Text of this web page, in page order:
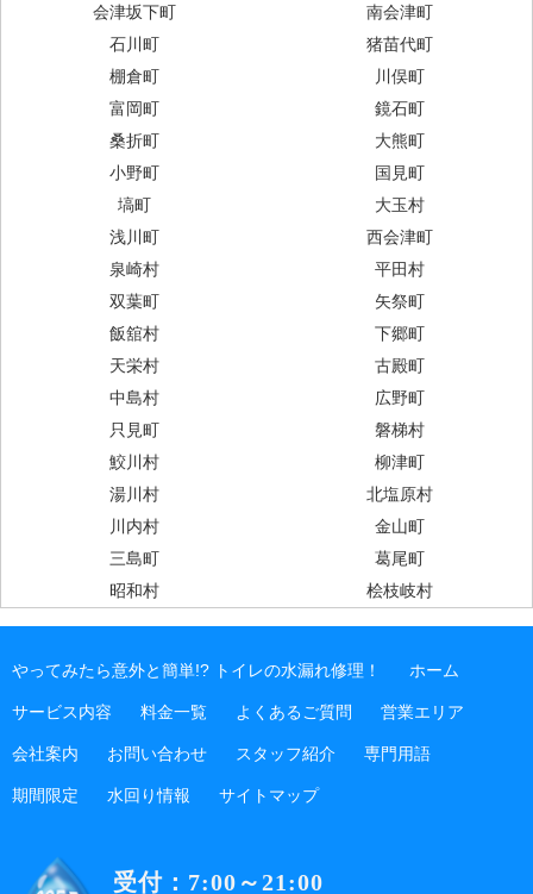
会津坂下町
南会津町
石川町
猪苗代町
棚倉町
川俣町
富岡町
鏡石町
桑折町
大熊町
小野町
国見町
塙町
大玉村
浅川町
西会津町
泉崎村
平田村
双葉町
矢祭町
飯舘村
下郷町
天栄村
古殿町
中島村
広野町
只見町
磐梯村
鮫川村
柳津町
湯川村
北塩原村
川内村
金山町
三島町
葛尾町
昭和村
桧枝岐村
やってみたら意外と簡単!? トイレの水漏れ修理！ ホーム
サービス内容 料金一覧 よくあるご質問 営業エリア
会社案内 お問い合わせ スタッフ紹介 専門用語
期間限定 水回り情報 サイトマップ
受付：7:00～21:00